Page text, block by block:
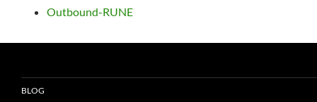
Outbound-RUNE
BLOG